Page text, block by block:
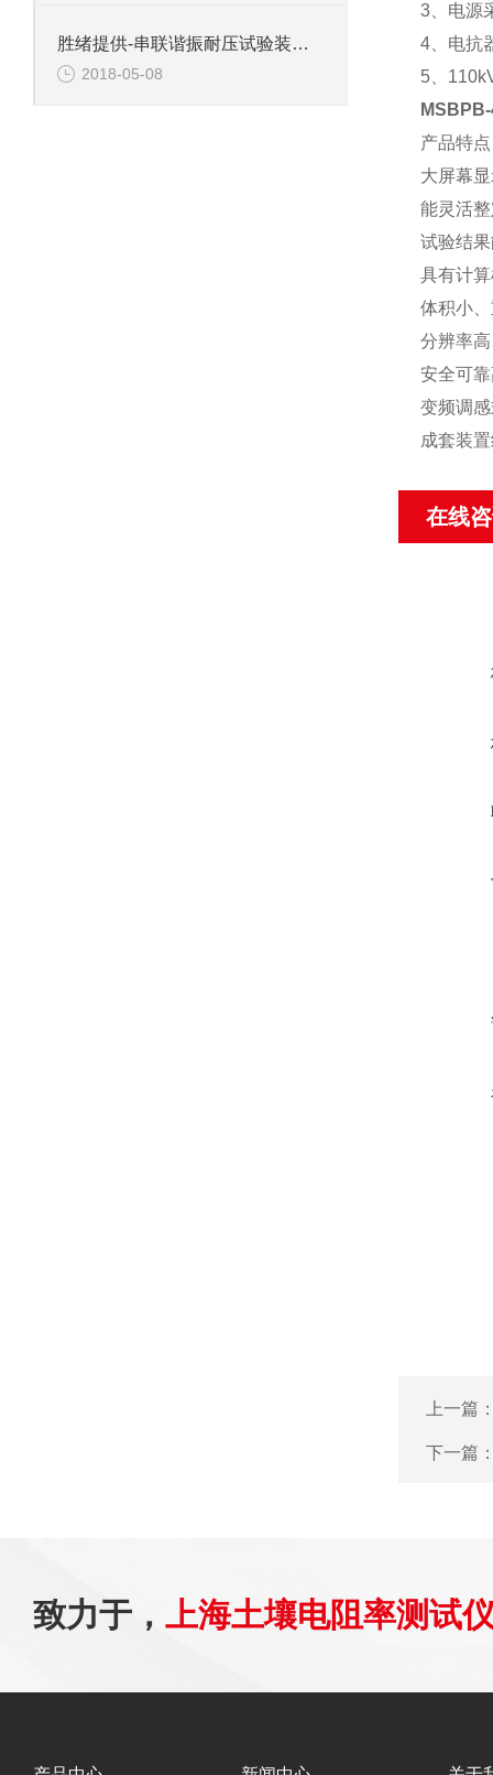
胜绪提供-串联谐振耐压试验装置主要功能
2018-05-08
3、电源
4、电抗
5、
产品特点
大屏幕
能灵活
试验结
具有计
体积小
分辨率
安全可
变频调
成套装
在线
上一篇
下一篇
致力于， 上海土壤电阻率测试